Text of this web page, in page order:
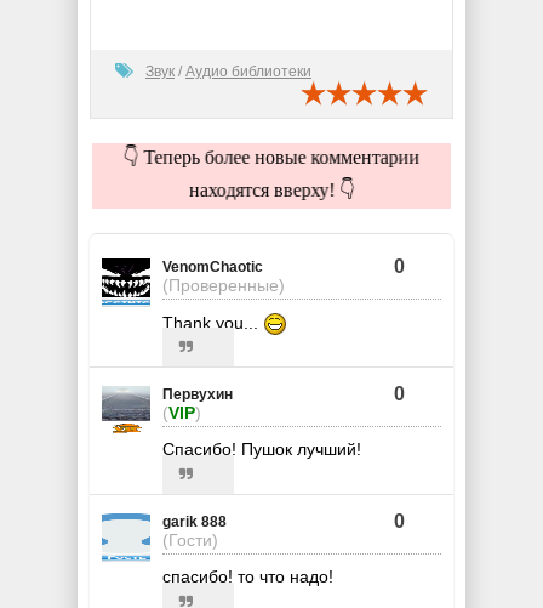
Звук / Аудио библиотеки
👇 Теперь более новые комментарии
находятся вверху! 👇
VenomChaotic
(Проверенные)
0
Thank you...
Первухин
(VIP)
0
Спасибо! Пушок лучший!
garik 888
(Гости)
0
спасибо! то что надо!